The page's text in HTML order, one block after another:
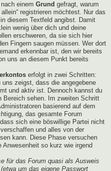
einem Grund gefragt, warum
registrieren möchtest. Nur das
diesem Textfeld angibst. Damit
wenig über dich und deine
erschweren, da sie sich hier
Fingern saugen müssen. Wer dort
erkennbar ist, den wir bereits
uns an diesem Punkt bereits
erfolgt in zwei Schritten:
zeigst, dass die angegebene
und aktiv ist. Dennoch kannst du
Bereich sehen. Im zweiten Schritt
basierend auf dem
das gesamte Forum
sich eine böswillige Partei nicht
und alles von der
kann. Diese Phase versuchen
so kurz wie irgend
für das Forum quasi als Ausweis
um das eigene Passwort